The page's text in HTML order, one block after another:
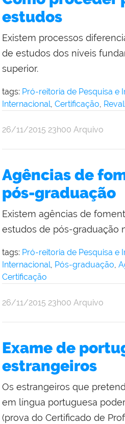
Reitoria
estudos
Existem processos
de estudos dos níveis
superior.
tags: Pró-reitoria de Pesquisa e
Internacional, Certificação,
por
Reitoria
publicado
26/11/2015 23h00 Arquivo
Agências de
pós-graduação
Existem agências de
estudos de pós-graduação
tags: Pró-reitoria de Pesquisa e
Internacional, Pós-graduação,
Certificação
por
Reitoria
publicado
26/11/2015 23h00 Arquivo
Exame de
estrangeiros
Os estrangeiros que
em língua portuguesa
(prova do Certificado de